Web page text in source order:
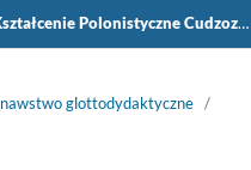
Acta Universitatis Lodziensis. Kształcenie Polonistyczne Cudzoziemców
glottodydaktyczne /